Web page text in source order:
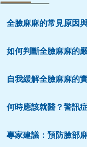
全臉麻麻的常見原因
如何判斷全臉麻麻的
自我緩解全臉麻麻的
何時應該就醫？警訊
專家建議：預防臉部